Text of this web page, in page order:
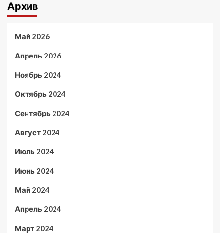
Архив
Май 2026
Апрель 2026
Ноябрь 2024
Октябрь 2024
Сентябрь 2024
Август 2024
Июль 2024
Июнь 2024
Май 2024
Апрель 2024
Март 2024